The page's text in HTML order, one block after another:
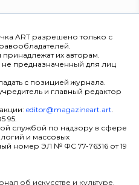
ART разрешено только с
принадлежат их авторам.
не предназначенный для лиц
с позицией журнала.
и главный редактор
editor@magazineart.art.
95.
службой по надзору в сфере
и массовых
номер ЭЛ № ФС 77-76316 от 19
об искусстве и культуре.